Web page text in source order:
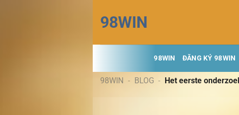
đến
nội
dung
98WIN
98WIN ĐĂNG KÝ 98WIN
98WIN - BLOG - Het eerste